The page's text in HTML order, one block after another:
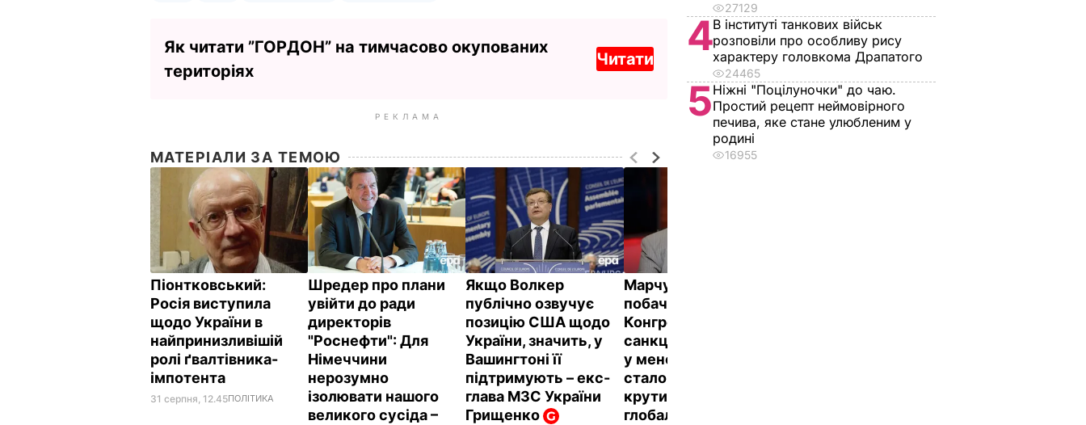
Як читати ”ГОРДОН” на тимчасово окупованих
територіях
Читати
РЕКЛАМА
МАТЕРІАЛИ ЗА ТЕМОЮ
Піонтковський:
Росія виступила
щодо України в
найпринизливішій
ролі ґвалтівника-
імпотента
31 серпня, 12.45ПОЛІТИКА
Шредер про плани
увійти до ради
директорів
"Роснефти": Для
Німеччини
нерозумно
ізолювати нашого
великого сусіда –
Якщо Волкер
публічно озвучує
позицію США щодо
України, значить, у
Вашингтоні її
підтримують – екс-
глава МЗС України
Грищенко
Марчук: Коли я
побачив рішення
Конгресу про нові
санкції проти Росії –
у мене волосся
стало дибки. Це
крутий поворот у
глобальній світовій
27129
4В інституті танкових військ
розповіли про особливу рису
характеру головкома Драпатого
24465
5Ніжні "Поцілуночки" до чаю.
Простий рецепт неймовірного
печива, яке стане улюбленим у
родині
16955